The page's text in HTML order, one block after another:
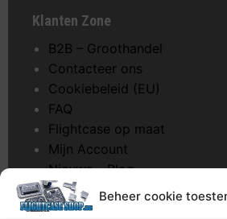
Beheer cookie
Klanten Zone
B2B – Groothandel
Contacteer ons
Cookiebeleid (EU)
FAQ
Flightcase op maat
Mijn Account
Nieuws – Blog
Onderhoud pagina
Over ons